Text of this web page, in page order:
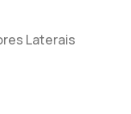
Laterais